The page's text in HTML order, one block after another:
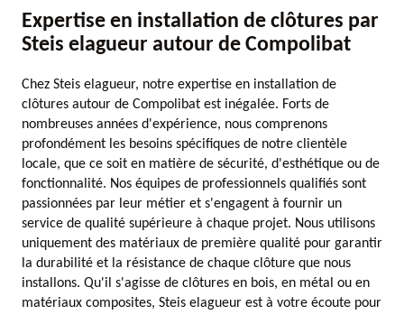
Expertise en installation de clôtures par
Steis elagueur autour de Compolibat
Chez Steis elagueur, notre expertise en installation de
clôtures autour de Compolibat est inégalée. Forts de
nombreuses années d'expérience, nous comprenons
profondément les besoins spécifiques de notre clientèle
locale, que ce soit en matière de sécurité, d'esthétique ou de
fonctionnalité. Nos équipes de professionnels qualifiés sont
passionnées par leur métier et s'engagent à fournir un
service de qualité supérieure à chaque projet. Nous utilisons
uniquement des matériaux de première qualité pour garantir
la durabilité et la résistance de chaque clôture que nous
installons. Qu'il s'agisse de clôtures en bois, en métal ou en
matériaux composites, Steis elagueur est à votre écoute pour